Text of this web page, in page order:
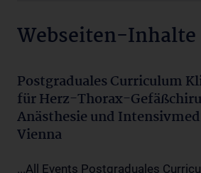
Webseiten-Inhalte
Postgraduales Curriculum
für Herz-Thorax-
Anästhesie und
Vienna
...All Events Postgraduales